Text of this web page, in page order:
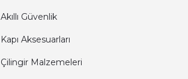
Akıllı Güvenlik
Kapı Aksesuarları
Çilingir Malzemeleri